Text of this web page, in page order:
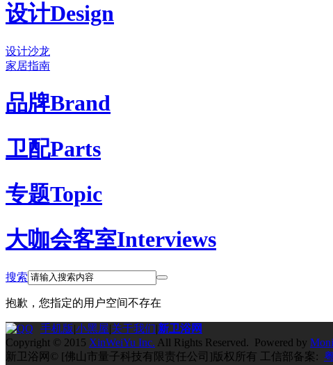
设计Design
设计沙龙
家居指南
品牌Brand
卫配Parts
专题Topic
大咖会客室Interviews
搜索
抱歉，您指定的用户空间不存在
手机版|小黑屋|关于我们|新卫浴网
Copyright © 2015 XinWeiYu Inc. All Rights Reserved. Powered by
新卫浴网© [佛山市量子科技有限责任公司]版权所有 工信部备案: